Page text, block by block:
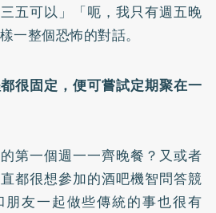
五可以」「呃，我只有週五晚
一整個恐怖的對話。
很固定，便可嘗試定期聚在一
第一個週一一齊晚餐？又或者
都很想參加的酒吧機智問答競
友一起做些傳統的事也很有